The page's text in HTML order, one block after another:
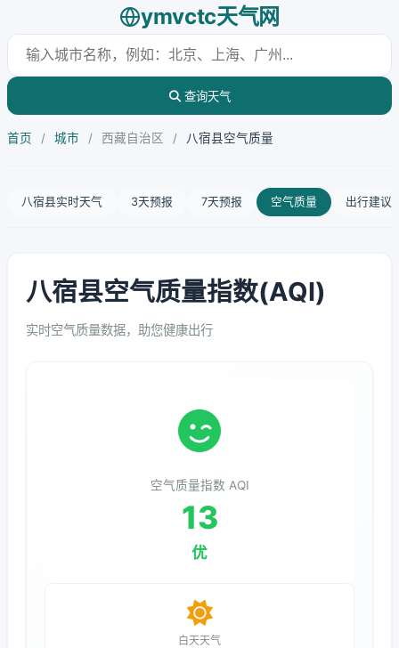
ymvctc天气网
查询天气
首页 / 城市 / 西藏自治区 / 八宿县空气质量
八宿县实时天气 3天预报 7天预报 空气质量 出行建议
八宿县空气质量指数(AQI)
实时空气质量数据，助您健康出行
空气质量指数 AQI
13
优
白天天气